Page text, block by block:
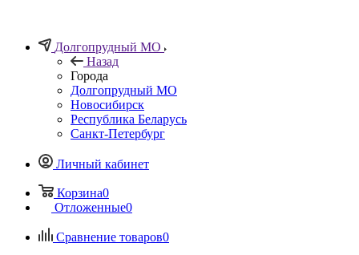
Долгопрудный МО
Назад
Города
Долгопрудный МО
Новосибирск
Республика Беларусь
Санкт-Петербург
Личный кабинет
Корзина0
Отложенные0
Сравнение товаров0